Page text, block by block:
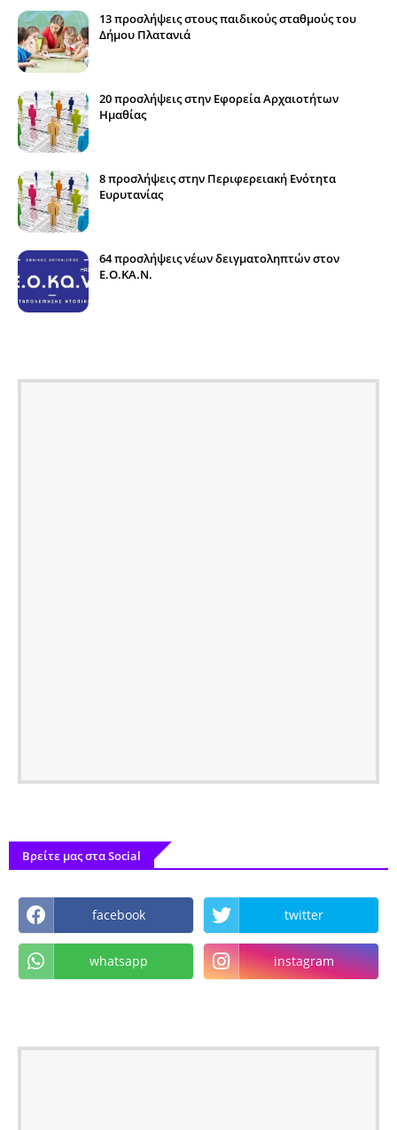
13 προσλήψεις στους παιδικούς σταθμούς του
Δήμου Πλατανιά
20 προσλήψεις στην Εφορεία Αρχαιοτήτων
Ημαθίας
8 προσλήψεις στην Περιφερειακή Ενότητα
Ευρυτανίας
64 προσλήψεις νέων δειγματοληπτών στον
E.O.KA.N.
Βρείτε μας στα Social
facebook twitter
whatsapp instagram